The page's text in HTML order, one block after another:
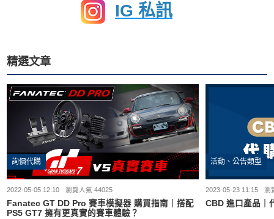
IG 私訊
精選文章
詢價代購
Fanatec GT DD Pro 賽車模擬器 購買指南｜搭配
PS5 GT7 擁有更真實的賽車體驗？
2022-05-05 12:10 瀏覽人氣 44025
活動、公告類型
CBD 進口產品｜
2023-05-23 11:15 瀏